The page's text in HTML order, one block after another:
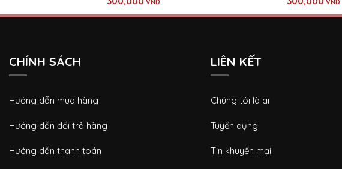
VND VND
CHÍNH SÁCH
Hướng dẫn mua hàng
Hướng dẫn đổi trả hàng
Hướng dẫn thanh toán
LIÊN KẾT
Chúng tôi là ai
Tuyển dụng
Tin khuyến mại